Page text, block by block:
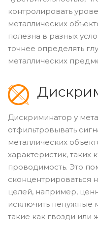
контролировать
металлических
полезна в разных
точнее определять
металлических
Дискриминатор у
отфильтровывать
металлических
характеристик, таких
проводимость. Это
сконцентрироваться
целей, например,
исключить ненужные
такие как гвозди или